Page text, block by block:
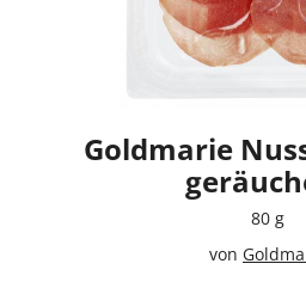
Goldmarie
80 g
von